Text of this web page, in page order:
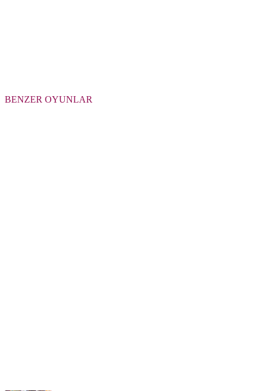
BENZER OYUNLAR